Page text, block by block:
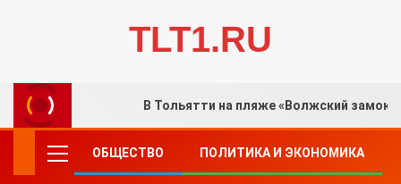
TLT1.RU
В Тольятти на пляже «Волжский
ОБЩЕСТВО ПОЛИТИКА И ЭКОНОМИКА